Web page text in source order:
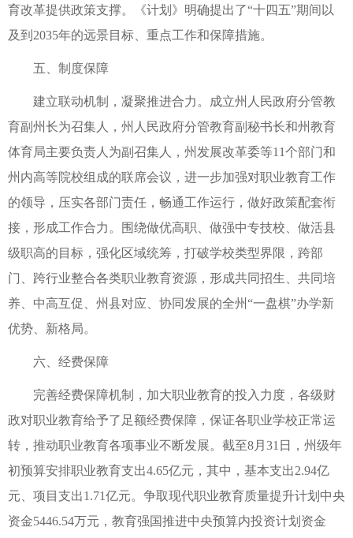
育改革提供政策支撑。《计划》明确提出了“十四五”期间以
及到2035年的远景目标、重点工作和保障措施。
五、制度保障
建立联动机制，凝聚推进合力。成立州人民政府分管教
育副州长为召集人，州人民政府分管教育副秘书长和州教育
体育局主要负责人为副召集人，州发展改革委等11个部门和
州内高等院校组成的联席会议，进一步加强对职业教育工作
的领导，压实各部门责任，畅通工作运行，做好政策配套衔
接，形成工作合力。围绕做优高职、做强中专技校、做活县
级职高的目标，强化区域统筹，打破学校类型界限，跨部
门、跨行业整合各类职业教育资源，形成共同招生、共同培
养、中高互促、州县对应、协同发展的全州“一盘棋”办学新
优势、新格局。
六、经费保障
完善经费保障机制，加大职业教育的投入力度，各级财
政对职业教育给予了足额经费保障，保证各职业学校正常运
转，推动职业教育各项事业不断发展。截至8月31日，州级年
初预算安排职业教育支出4.65亿元，其中，基本支出2.94亿
元、项目支出1.71亿元。争取现代职业教育质量提升计划中央
资金5446.54万元，教育强国推进中央预算内投资计划资金